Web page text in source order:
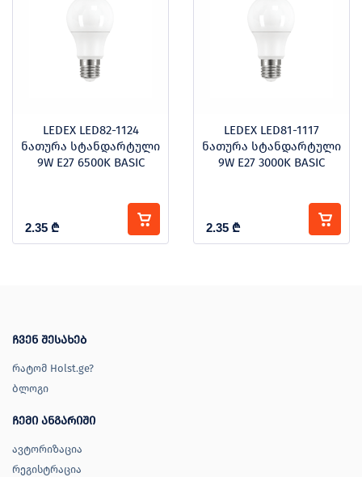
LEDEX LED82-1124
ნათურა სტანდარტული
9W E27 6500K BASIC
2.35 ₾
LEDEX LED81-1117
ნათურა სტანდარტული
9W E27 3000K BASIC
2.35 ₾
ჩვენ შესახებ
რატომ Holst.ge?
ბლოგი
ჩემი ანგარიში
ავტორიზაცია
რეგისტრაცია